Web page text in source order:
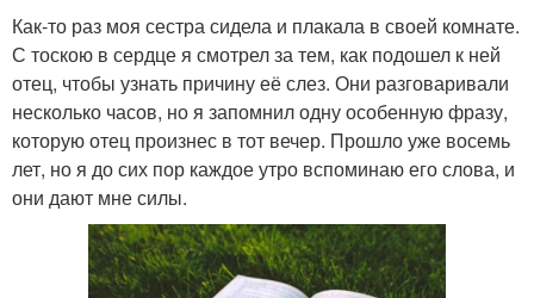
Как-то раз моя сестра сидела и плакала в своей комнате.
С тоскою в сердце я смотрел за тем, как подошел к ней
отец, чтобы узнать причину её слез. Они разговаривали
несколько часов, но я запомнил одну особенную фразу,
которую отец произнес в тот вечер. Прошло уже восемь
лет, но я до сих пор каждое утро вспоминаю его слова, и
они дают мне силы.